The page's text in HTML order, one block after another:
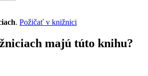
. Požičať v knižnici
majú túto knihu?